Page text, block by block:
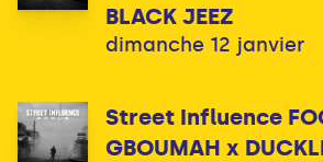
BLACK JEEZ
dimanche 12 janvier
Street Influence
GBOUMAH x